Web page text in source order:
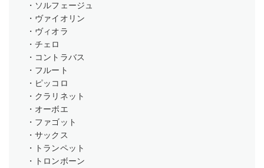
・ソルフェージュ
・ヴァイオリン
・ヴィオラ
・チェロ
・コントラバス
・フルート
・ピッコロ
・クラリネット
・オーボエ
・ファゴット
・サックス
・トランペット
・トロンボーン